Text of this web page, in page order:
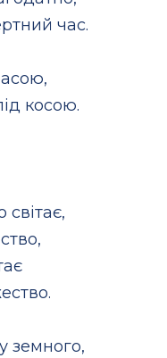
час.
косою.
земного,